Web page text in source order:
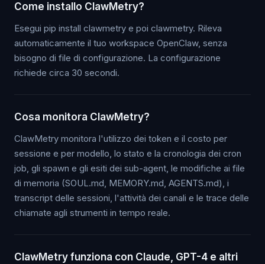
Come installo ClawMetry?
Esegui pip install clawmetry e poi clawmetry. Rileva
automaticamente il tuo workspace OpenClaw, senza
bisogno di file di configurazione. La configurazione
richiede circa 30 secondi.
Cosa monitora ClawMetry?
ClawMetry monitora l'utilizzo dei token e il costo per
sessione e per modello, lo stato e la cronologia dei cron
job, gli spawn e gli esiti dei sub-agent, le modifiche ai file
di memoria (SOUL.md, MEMORY.md, AGENTS.md), i
transcript delle sessioni, l'attività dei canali e le trace delle
chiamate agli strumenti in tempo reale.
ClawMetry funziona con Claude, GPT-4 e altri